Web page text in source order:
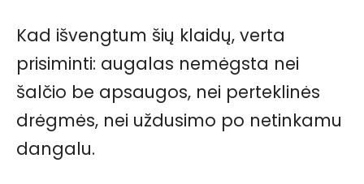
Kad išvengtum šių klaidų, verta
prisiminti: augalas nemėgsta nei
šalčio be apsaugos, nei perteklinės
drėgmės, nei uždusimo po netinkamu
dangalu.